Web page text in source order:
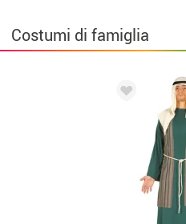
Costumi di famiglia